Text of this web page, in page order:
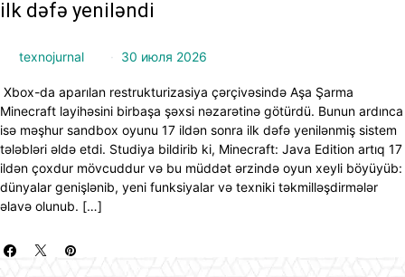
ilk dəfə yeniləndi
texnojurnal 30 июля 2026
Xbox-da aparılan restrukturizasiya çərçivəsində Aşa Şarma
Minecraft layihəsini birbaşa şəxsi nəzarətinə götürdü. Bunun ardınca
isə məşhur sandbox oyunu 17 ildən sonra ilk dəfə yenilənmiş sistem
tələbləri əldə etdi. Studiya bildirib ki, Minecraft: Java Edition artıq 17
ildən çoxdur mövcuddur və bu müddət ərzində oyun xeyli böyüyüb:
dünyalar genişlənib, yeni funksiyalar və texniki təkmilləşdirmələr
əlavə olunub. […]